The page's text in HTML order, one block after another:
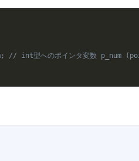
型へのポインタ変数 p_num